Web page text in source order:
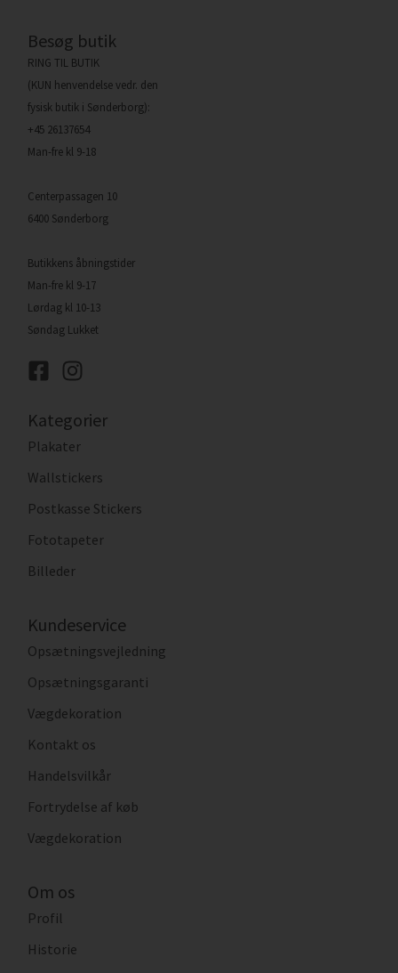
Besøg butik
RING TIL BUTIK
(KUN henvendelse vedr. den
fysisk butik i Sønderborg):
+45 26137654
Man-fre kl 9-18
Centerpassagen 10
6400 Sønderborg
Butikkens åbningstider
Man-fre kl 9-17
Lørdag kl 10-13
Søndag Lukket
Kategorier
Plakater
Wallstickers
Postkasse Stickers
Fototapeter
Billeder
Kundeservice
Opsætningsvejledning
Opsætningsgaranti
Vægdekoration
Kontakt os
Handelsvilkår
Fortrydelse af køb
Vægdekoration
Om os
Profil
Historie